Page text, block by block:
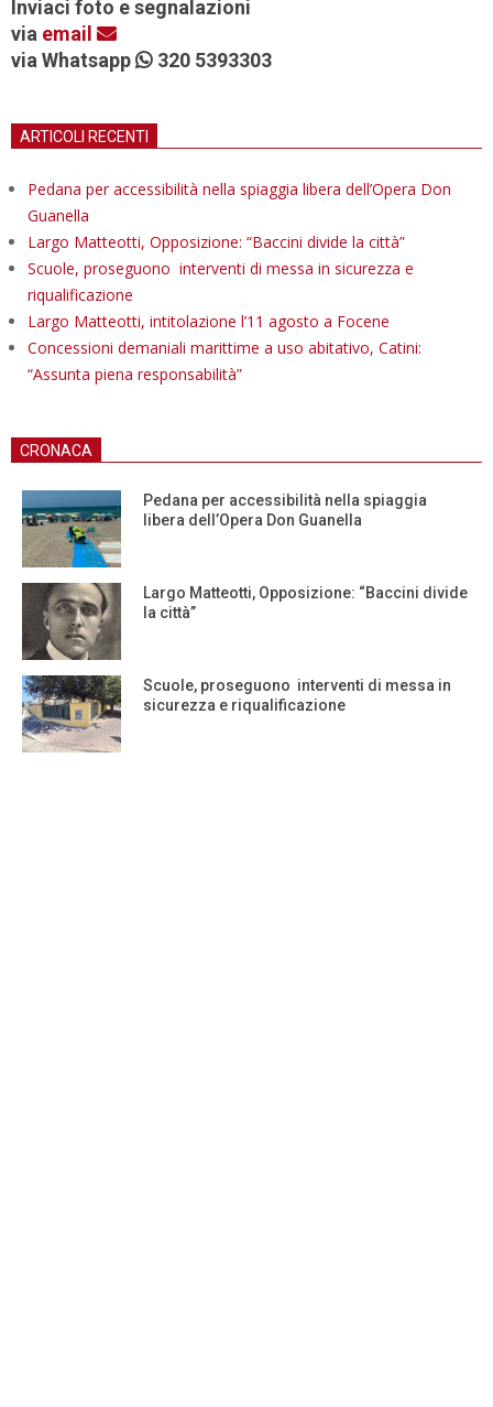
Inviaci foto e segnalazioni
via email
via Whatsapp
320 5393303
ARTICOLI RECENTI
Pedana per accessibilità nella spiaggia libera dell’Opera Don
Guanella
Largo Matteotti, Opposizione: “Baccini divide la città”
Scuole, proseguono interventi di messa in sicurezza e
riqualificazione
Largo Matteotti, intitolazione l’11 agosto a Focene
Concessioni demaniali marittime a uso abitativo, Catini:
“Assunta piena responsabilità”
CRONACA
Pedana per accessibilità nella spiaggia
libera dell’Opera Don Guanella
Largo Matteotti, Opposizione: “Baccini divide
la città”
Scuole, proseguono interventi di messa in
sicurezza e riqualificazione